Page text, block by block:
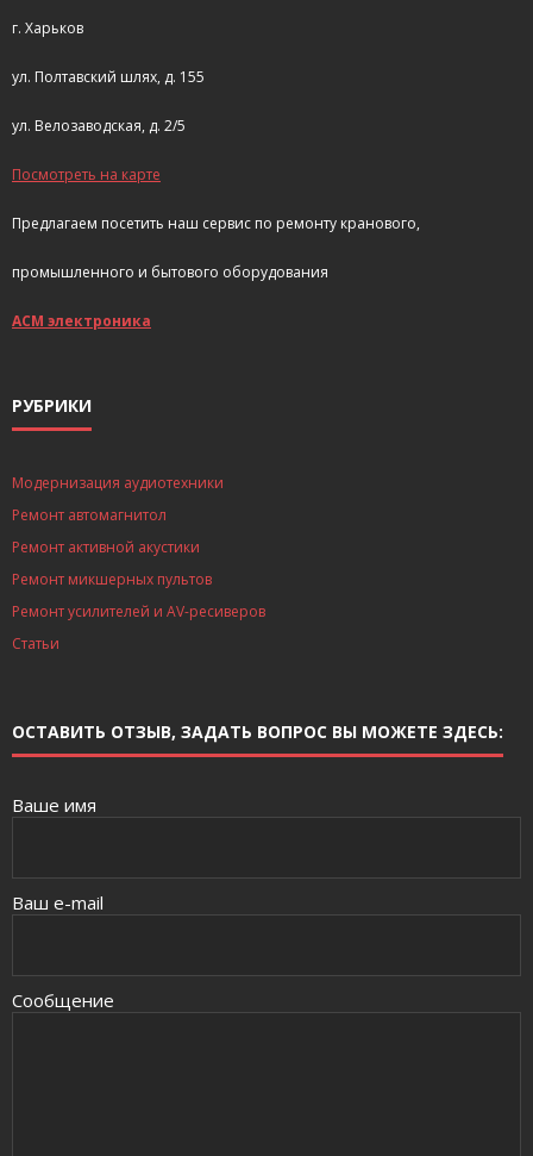
г. Харьков
ул. Полтавский шлях, д. 155
ул. Велозаводская, д. 2/5
Посмотреть на карте
Предлагаем посетить наш сервис по ремонту кранового,
промышленного и бытового оборудования
АСМ электроника
РУБРИКИ
Модернизация аудиотехники
Ремонт автомагнитол
Ремонт активной акустики
Ремонт микшерных пультов
Ремонт усилителей и AV-ресиверов
Статьи
ОСТАВИТЬ ОТЗЫВ, ЗАДАТЬ ВОПРОС ВЫ МОЖЕТЕ ЗДЕСЬ:
Ваше имя
Ваш e-mail
Сообщение